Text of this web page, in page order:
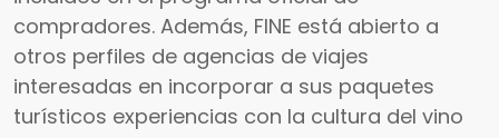
compradores. Además, FINE está abierto a
otros perfiles de agencias de viajes
interesadas en incorporar a sus paquetes
turísticos experiencias con la cultura del vino